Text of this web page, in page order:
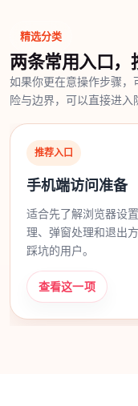
精选分类
两条常用入口，
如果你更在意操作步骤，
险与边界，可以直接进入
推荐入口
手机端访问准备
适合先了解浏览器设
理、弹窗处理和退出
踩坑的用户。
查看这一项